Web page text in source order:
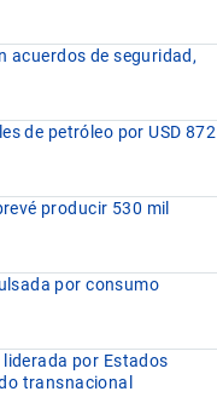
acuerdos de seguridad,
de petróleo por USD 872
producir 530 mil
por consumo
por Estados
transnacional